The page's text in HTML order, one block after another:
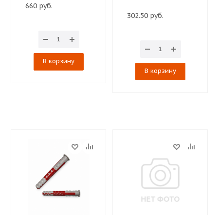
660 руб.
В корзину
302.50 руб.
В корзину